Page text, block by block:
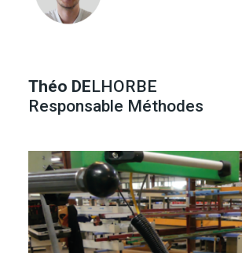
Théo DELHORBE
Responsable Méthodes